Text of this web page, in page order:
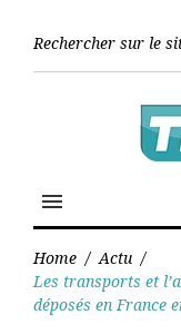
menu
Home / Actu /
Les transports et
déposés en France